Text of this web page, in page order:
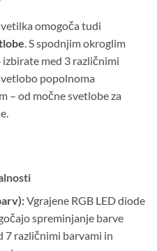
omogoča tudi
. S spodnjim okroglim
med 3 različnimi
popolnoma
– od močne svetlobe za
Vgrajene RGB LED diode
spreminjanje barve
7 različnimi barvami in